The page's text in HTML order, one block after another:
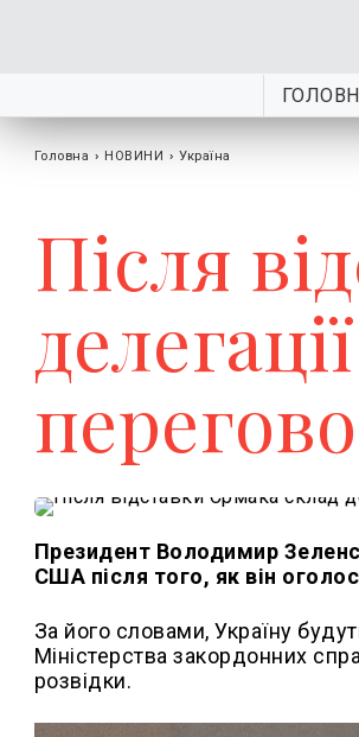
Головна › НОВИНИ › Україна
Після
Президент Володимир
США після того, як він
За його словами, Україну
Міністерства закордонних
розвідки.